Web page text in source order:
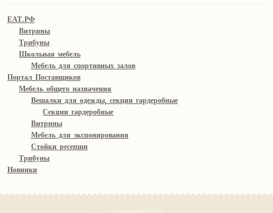
ЕАТ.РФ
Витрины
Трибуны
Школьная мебель
Мебель для спортивных залов
Портал Поставщиков
Мебель общего назначения
Вешалки для одежды, секции гардеробные
Секции гардеробные
Витрины
Мебель для экспонирования
Стойки ресепшн
Трибуны
Новинки